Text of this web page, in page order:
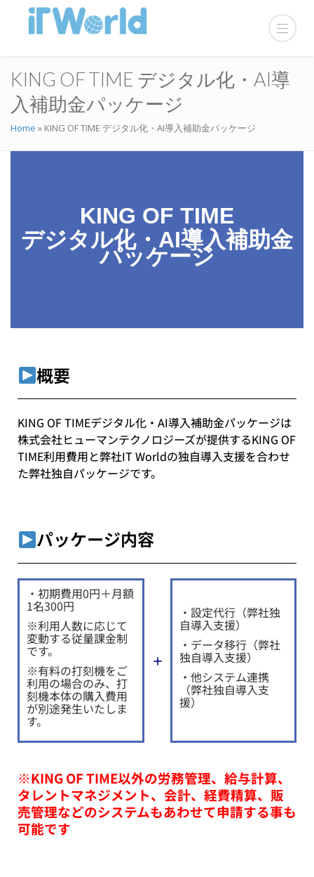
KING OF TIME デジタル化・AI導
入補助金パッケージ
Home » KING OF TIME デジタル化・AI導入補助金パッケージ
KING OF TIME
デジタル化・AI導入補助金
パッケージ
概要
KING OF TIMEデジタル化・AI導入補助金パッケージは
株式会社ヒューマンテクノロジーズが提供するKING OF
TIME利用費用と弊社IT Worldの独自導入支援を合わせ
た弊社独自パッケージです。
パッケージ内容
・初期費用0円＋月額
1名300円
※利用人数に応じて
変動する従量課金制
です。
※有料の打刻機をご
利用の場合のみ、打
刻機本体の購入費用
が別途発生いたしま
す。
＋
・設定代行（弊社独
自導入支援）
・データ移行（弊社
独自導入支援）
・他システム連携
（弊社独自導入支
援）
※KING OF TIME以外の労務管理、給与計算、
タレントマネジメント、会計、経費精算、販
売管理などのシステムもあわせて申請する事も
可能です